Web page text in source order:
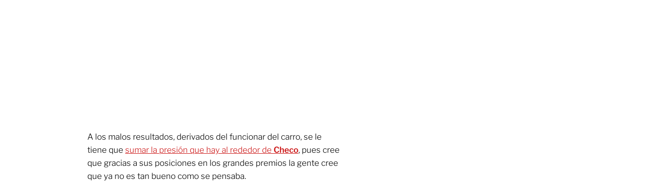
A los malos resultados, derivados del funcionar del carro, se le
tiene que sumar la presión que hay al rededor de Checo, pues cree
que gracias a sus posiciones en los grandes premios la gente cree
que ya no es tan bueno como se pensaba.